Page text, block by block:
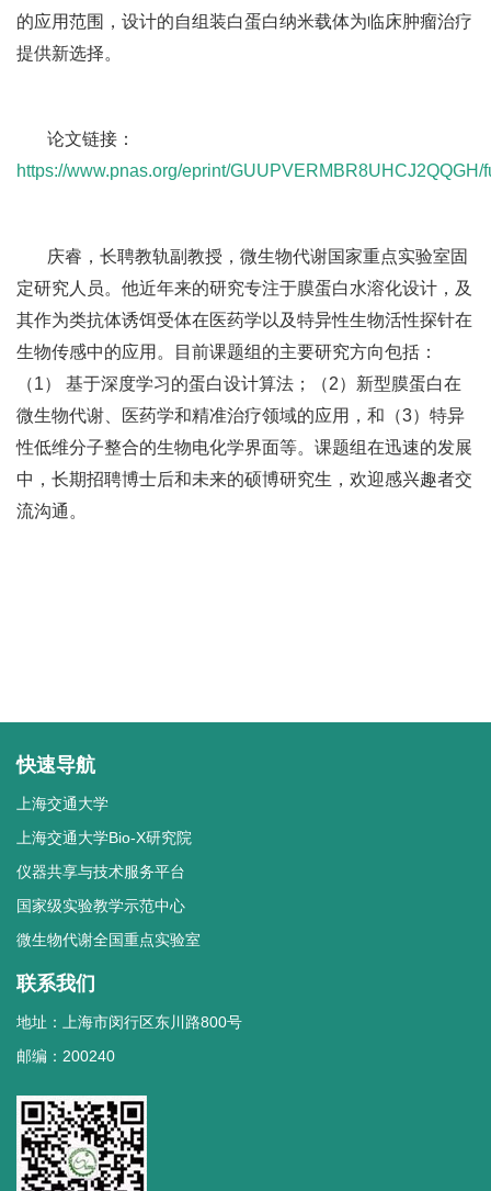
的应用范围，设计的自组装白蛋白纳米载体为临床肿瘤治疗
提供新选择。
论文链接：
https://www.pnas.org/eprint/GUUPVERMBR8UHCJ2QQGH/
庆睿，长聘教轨副教授，微生物代谢国家重点实验室固
定研究人员。他近年来的研究专注于膜蛋白水溶化设计，及
其作为类抗体诱饵受体在医药学以及特异性生物活性探针在
生物传感中的应用。目前课题组的主要研究方向包括：
（1） 基于深度学习的蛋白设计算法；（2）新型膜蛋白在
微生物代谢、医药学和精准治疗领域的应用，和（3）特异
性低维分子整合的生物电化学界面等。课题组在迅速的发展
中，长期招聘博士后和未来的硕博研究生，欢迎感兴趣者交
流沟通。
快速导航
上海交通大学
上海交通大学Bio-X研究院
仪器共享与技术服务平台
国家级实验教学示范中心
微生物代谢全国重点实验室
联系我们
地址：上海市闵行区东川路800号
邮编：200240